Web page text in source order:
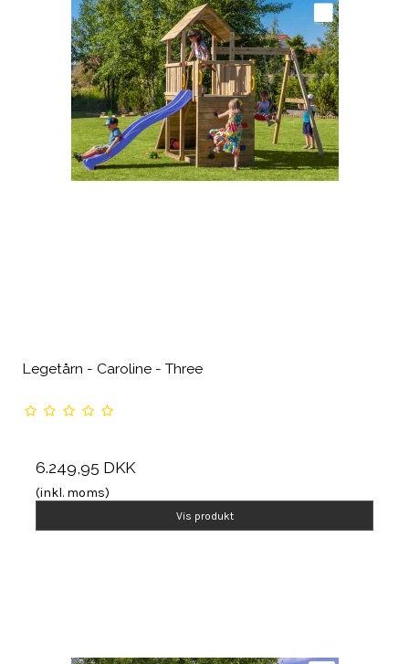
Legetårn - Caroline - Three
6.249,95 DKK
(inkl. moms)
Vis produkt